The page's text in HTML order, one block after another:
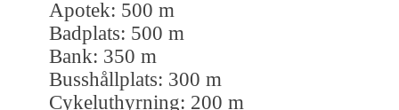
Apotek: 500 m
Badplats: 500 m
Bank: 350 m
Busshållplats: 300 m
Cykeluthyrning: 200 m